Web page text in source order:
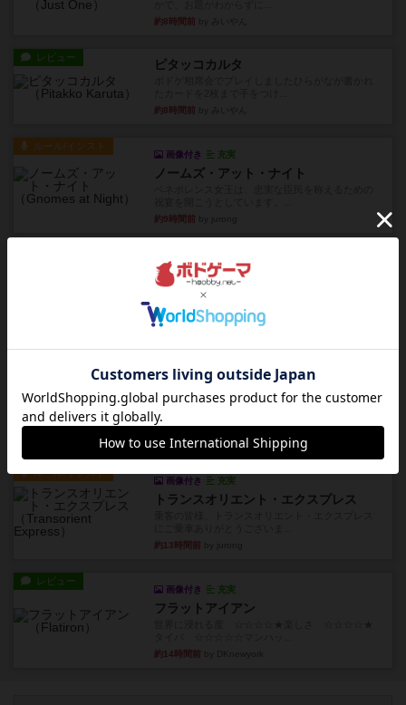
約8時間前
レビュー ピタッコカルタ
約8時間前
ルール/インスト
画像付き 充実
ノームズ・アット・ナイト
約9時間前
画像付き 充実
フラットアイアン
1~2人に限定された、エンジンビルド系のシステ
ム選んだ企業ボードに街で...
約10時間前 by あくり
画像付き 充実
イスラ・ボンバを探しに出航!潜水艦を装備し、あ
なたの乗組員を監獄から解...
約12時間前 by jurong
ルール/インスト
画像付き 充実
トランスオリエント・エクスプレス
約13時間前
レビュー
画像付き 充実
フラットアイアン
約14時間前